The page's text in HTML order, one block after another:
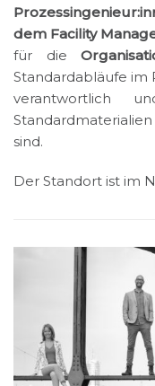
dem Facility
für die
Standardabläufe im
verantwortlich
sind.
Der Standort ist im